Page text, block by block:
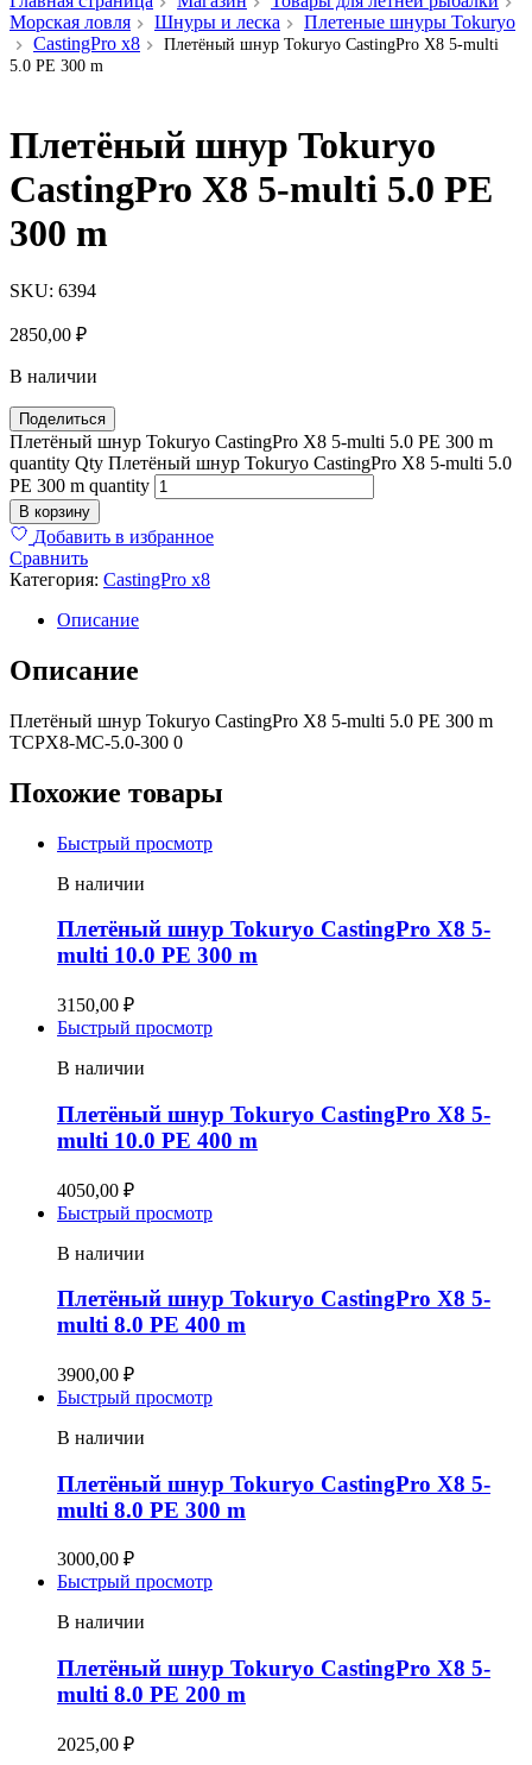
Морская ловля
Шнуры и леска
Плетеные шнуры Tokuryo
CastingPro x8
Плетёный шнур Tokuryo CastingPro X8 5-multi
5.0 PE 300 m
Плетёный шнур Tokuryo
CastingPro X8 5-multi 5.0 PE
300 m
SKU: 6394
2850,00 ₽
В наличии
Поделиться
Плетёный шнур Tokuryo CastingPro X8 5-multi 5.0 PE 300 m
quantity Qty Плетёный шнур Tokuryo CastingPro X8 5-multi 5.0
PE 300 m quantity
В корзину
Добавить в избранное
Сравнить
Категория: CastingPro x8
Описание
Описание
Плетёный шнур Tokuryo CastingPro X8 5-multi 5.0 PE 300 m
TCPX8-MC-5.0-300 0
Похожие товары
Быстрый просмотр
В наличии
Плетёный шнур Tokuryo CastingPro X8 5-
multi 10.0 PE 300 m
3150,00 ₽
Быстрый просмотр
В наличии
Плетёный шнур Tokuryo CastingPro X8 5-
multi 10.0 PE 400 m
4050,00 ₽
Быстрый просмотр
В наличии
Плетёный шнур Tokuryo CastingPro X8 5-
multi 8.0 PE 400 m
3900,00 ₽
Быстрый просмотр
В наличии
Плетёный шнур Tokuryo CastingPro X8 5-
multi 8.0 PE 300 m
3000,00 ₽
Быстрый просмотр
В наличии
Плетёный шнур Tokuryo CastingPro X8 5-
multi 8.0 PE 200 m
2025,00 ₽